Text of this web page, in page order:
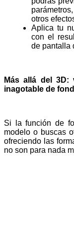
otros
Aplica tu
con el
de pantalla
Más allá del
inagotable de
Si la función de
modelo o buscas
ofreciendo las
no son para nada